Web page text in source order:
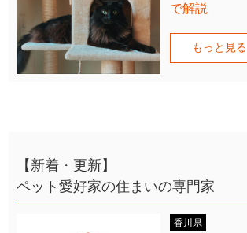
で解説
もっと見る
【新着・更新】
ペット愛好家の住まいの専門家
香川県